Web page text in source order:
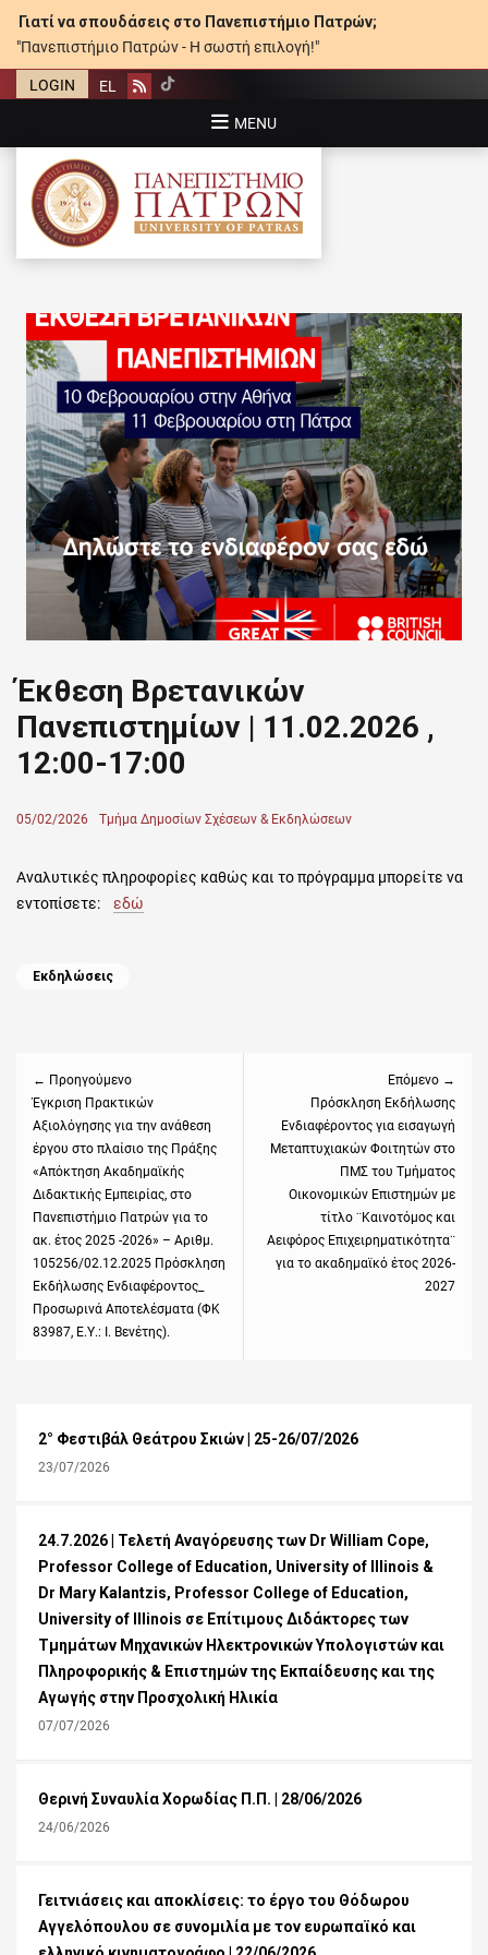
Γιατί να σπουδάσεις στο Πανεπιστήμιο Πατρών;
"Πανεπιστήμιο Πατρών - Η σωστή επιλογή!"
LOGIN EL Rss
MENU
ΠΑΝΕΠΙΣΤΉΜΙΟ ΠΑΤΡΏΝ
Έκθεση Βρετανικών
Πανεπιστημίων | 11.02.2026 ,
12:00-17:00
Posted
05/02/2026 Author
Τμήμα Δημοσίων Σχέσεων & Εκδηλώσεων
Αναλυτικές πληροφορίες καθώς και το πρόγραμμα μπορείτε να
εντοπίσετε: εδώ
Categories
Εκδηλώσεις
← Προηγούμενο
Previous
post:
Έγκριση Πρακτικών
Αξιολόγησης για την ανάθεση
έργου στο πλαίσιο της Πράξης
«Απόκτηση Ακαδημαϊκής
Διδακτικής Εμπειρίας, στο
Πανεπιστήμιο Πατρών για το
ακ. έτος 2025 -2026» – Αριθμ.
105256/02.12.2025 Πρόσκληση
Εκδήλωσης Ενδιαφέροντος_
Προσωρινά Αποτελέσματα (ΦΚ
83987, Ε.Υ.: Ι. Βενέτης).
Επόμενο →
post:
Πρόσκληση Εκδήλωσης
Ενδιαφέροντος για εισαγωγή
Μεταπτυχιακών Φοιτητών στο
ΠΜΣ του Τμήματος
Οικονομικών Επιστημών με
τίτλο ¨Καινοτόμος και
Αειφόρος Επιχειρηματικότητα¨
για το ακαδημαϊκό έτος 2026-
2027
2° Φεστιβάλ Θεάτρου Σκιών | 25-26/07/2026
23/07/2026
24.7.2026 | Τελετή Αναγόρευσης των Dr William Cope,
Professor College of Education, University of Illinois &
Dr Mary Kalantzis, Professor College of Education,
University of Illinois σε Επίτιμους Διδάκτορες των
Τμημάτων Μηχανικών Ηλεκτρονικών Υπολογιστών και
Πληροφορικής & Επιστημών της Εκπαίδευσης και της
Αγωγής στην Προσχολική Ηλικία
07/07/2026
Θερινή Συναυλία Χορωδίας Π.Π. | 28/06/2026
24/06/2026
Γειτνιάσεις και αποκλίσεις: το έργο του Θόδωρου
Αγγελόπουλου σε συνομιλία με τον ευρωπαϊκό και